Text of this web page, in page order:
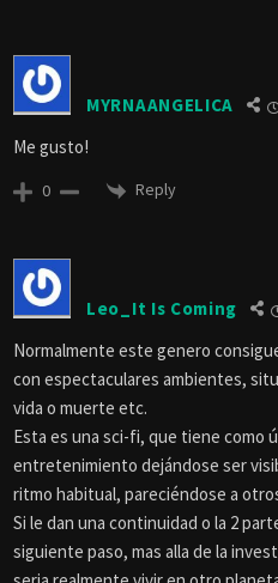
MYRNAANGELICA
Me gusto!
0 Reply
Leo_It Is Coming
Normalmente este genero
con espectaculares ambientes,
vida o muerte etc.
Esta es una sci-fi, que tiene como
entretenimiento dejándose ser
ritmo habitual, pareciéndose a
Si le dan una continuidad o la 2
siguiente paso, mas alla de la